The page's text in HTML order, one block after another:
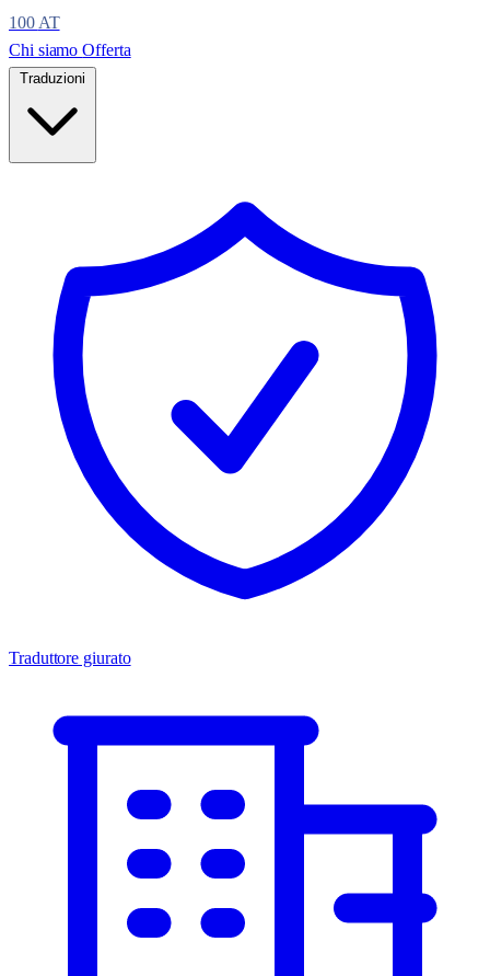
100 AT
Chi siamoOfferta
Traduttore giurato